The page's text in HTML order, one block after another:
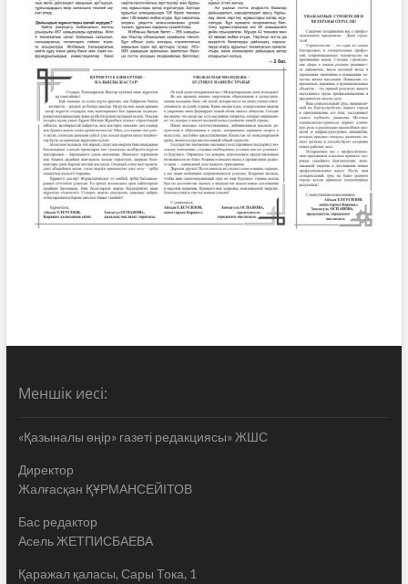
Меншік иесі:
«Қазыналы өңір» газеті редакциясы» ЖШС
Директор
Жалғасқан ҚҰРМАНСЕЙІТОВ
Бас редактор
Асель ЖЕТПИСБАЕВА
Қаражал қаласы, Сары Тока, 1